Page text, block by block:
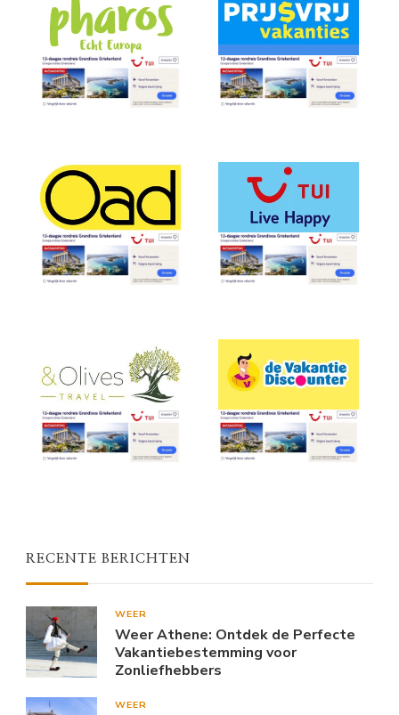
RECENTE BERICHTEN
WEER
Weer Athene: Ontdek de Perfecte
Vakantiebestemming voor
Zonliefhebbers
WEER